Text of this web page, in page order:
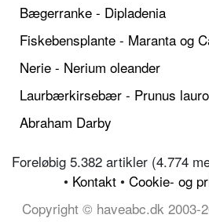
Bægerranke - Dipladenia
Fiskebensplante - Maranta og
Nerie - Nerium oleander
Laurbærkirsebær - Prunus
Abraham Darby
Foreløbig 5.382 artikler (4.774
• Kontakt • Cookie- og
Copyright © haveabc.dk 2003-